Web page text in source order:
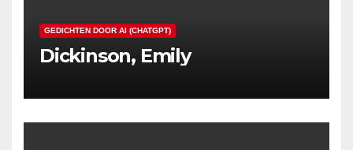
GEDICHTEN DOOR AI (CHATGPT)
Dickinson, Emily